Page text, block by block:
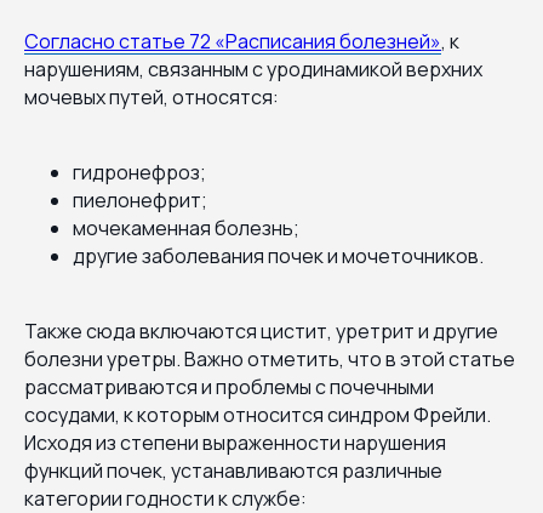
Согласно статье 72 «Расписания болезней», к
нарушениям, связанным с уродинамикой верхних
мочевых путей, относятся:
гидронефроз;
пиелонефрит;
мочекаменная болезнь;
другие заболевания почек и мочеточников.
Также сюда включаются цистит, уретрит и другие
болезни уретры. Важно отметить, что в этой статье
рассматриваются и проблемы с почечными
сосудами, к которым относится синдром Фрейли.
Исходя из степени выраженности нарушения
функций почек, устанавливаются различные
категории годности к службе: